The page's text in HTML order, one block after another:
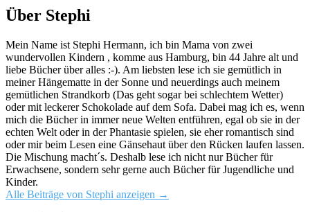
Über Stephi
Mein Name ist Stephi Hermann, ich bin Mama von zwei
wundervollen Kindern , komme aus Hamburg, bin 44 Jahre alt und
liebe Bücher über alles :-). Am liebsten lese ich sie gemütlich in
meiner Hängematte in der Sonne und neuerdings auch meinem
gemütlichen Strandkorb (Das geht sogar bei schlechtem Wetter)
oder mit leckerer Schokolade auf dem Sofa. Dabei mag ich es, wenn
mich die Bücher in immer neue Welten entführen, egal ob sie in der
echten Welt oder in der Phantasie spielen, sie eher romantisch sind
oder mir beim Lesen eine Gänsehaut über den Rücken laufen lassen.
Die Mischung macht´s. Deshalb lese ich nicht nur Bücher für
Erwachsene, sondern sehr gerne auch Bücher für Jugendliche und
Kinder.
Alle Beiträge von Stephi anzeigen →